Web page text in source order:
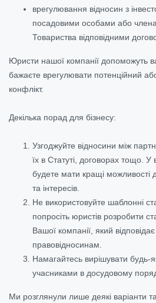
врегулювання відносин з
посадовими особами або
Товариства відповідними
Юристи нашої компанії допоможуть
бажаєте врегулювати потенційний
конфлікт.
Декілька порад для бізнесу:
Узгоджуйте відносини між
їх в Статуті, договорах тощо. У
будете мати кращі можливості
та інтересів.
Не використовуйте шаблонні
попросіть юристів розробити
Вашої компанії, який
правовідносинам.
Намагайтесь вирішувати будь-
учасниками в досудовому
Ми розглянули лише деякі варіанти